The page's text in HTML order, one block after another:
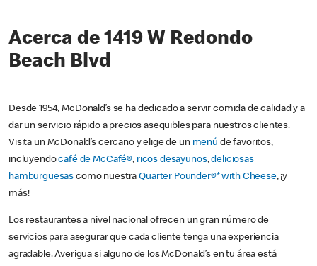
Acerca de 1419 W Redondo
Beach Blvd
Desde 1954, McDonald’s se ha dedicado a servir comida de calidad y a
dar un servicio rápido a precios asequibles para nuestros clientes.
Visita un McDonald’s cercano y elige de un menú de favoritos,
incluyendocafé de McCafé®, ricos desayunos,deliciosas
hamburguesas como nuestraQuarter Pounder®* with Cheese, ¡y
más!
Los restaurantes a nivel nacional ofrecen un gran número de
servicios para asegurar que cada cliente tenga una experiencia
agradable. Averigua si alguno de los McDonald’s en tu área está